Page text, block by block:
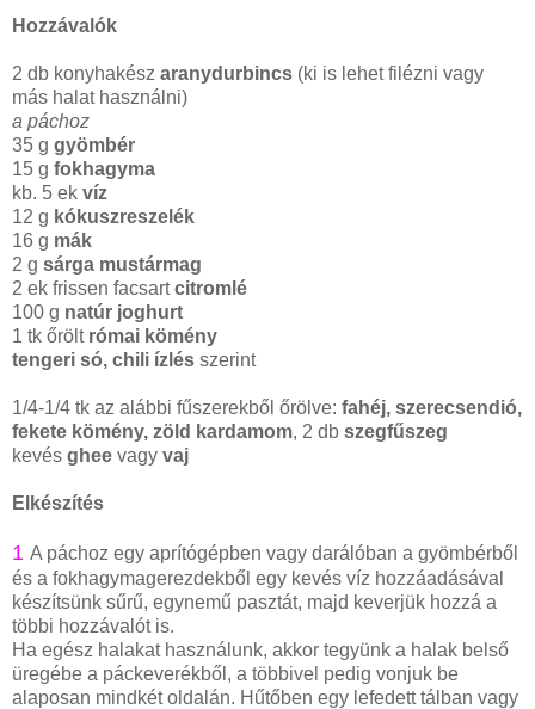
Hozzávalók
2 db konyhakész aranydurbincs (ki is lehet filézni vagy
más halat használni)
a páchoz
35 g gyömbér
15 g fokhagyma
kb. 5 ek víz
12 g kókuszreszelék
16 g mák
2 g sárga mustármag
2 ek frissen facsartcitromlé
100 g natúr joghurt
1 tk őrölt római kömény
tengeri só, chili ízlés szerint
1/4-1/4 tk az alábbi fűszerekből őrölve: fahéj, szerecsendió,
fekete kömény, zöld kardamom, 2 db szegfűszeg
kevés ghee vagy vaj
Elkészítés
1 A páchoz egy aprítógépben vagy darálóban a gyömbérből
és a fokhagymagerezdekből egy kevés víz hozzáadásával
készítsünk sűrű, egynemű pasztát, majd keverjük hozzá a
többi hozzávalót is.
Ha egész halakat használunk, akkor tegyünk a halak belső
üregébe a páckeverékből, a többivel pedig vonjuk be
alaposan mindkét oldalán. Hűtőben egy lefedett tálban vagy